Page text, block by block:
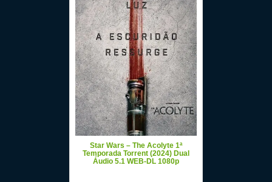
Star Wars – The Acolyte 1ª
Temporada Torrent (2024) Dual
Áudio 5.1 WEB-DL 1080p